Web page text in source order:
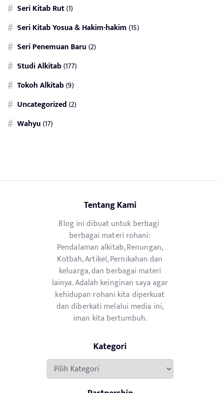
Seri Kitab Rut(1)
Seri Kitab Yosua & Hakim-hakim(15)
Seri Penemuan Baru(2)
Studi Alkitab(177)
Tokoh Alkitab(9)
Uncategorized(2)
Wahyu(17)
Tentang Kami
Blog ini dibuat untuk berbagi
berbagai materi rohani:
Pendalaman alkitab, Renungan,
Kotbah, Artikel, Pernikahan dan
keluarga, dan berbagai materi
lainya. Adalah keinginan saya agar
kehidupan rohani kita diperkuat
dan diberkati melalui media ini,
iman kita bertumbuh.
Kategori
Kategori